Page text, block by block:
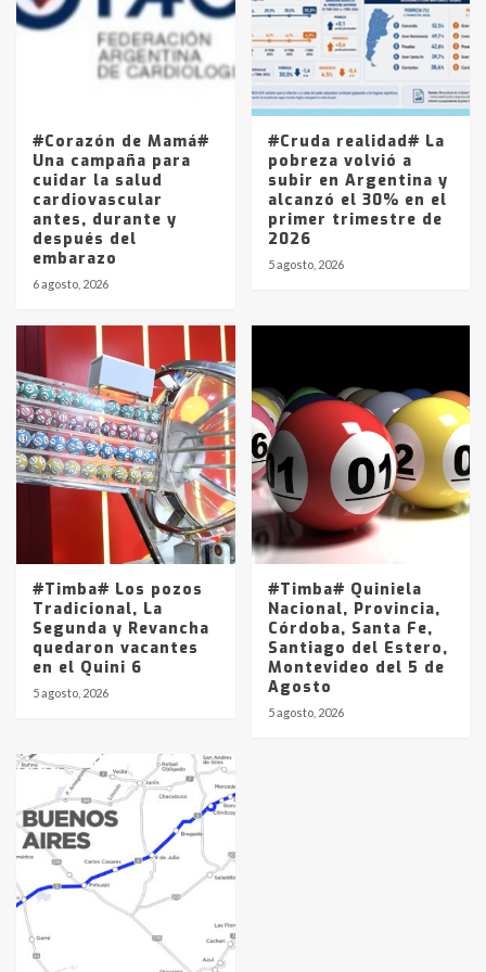
Los precios de los combustibles en
La Pampa, desde YPF hasta Axion
entre 857 a 1338 pesos
#Corazón de Mamá#
Una campaña para
cuidar la salud
cardiovascular
antes, durante y
después del
embarazo
6 agosto, 2026
#Cruda realidad# La
pobreza volvió a
subir en Argentina y
alcanzó el 30% en el
primer trimestre de
2026
5 agosto, 2026
#Timba# Los pozos
Tradicional, La
Segunda y Revancha
quedaron vacantes
en el Quini 6
5 agosto, 2026
#Timba# Quiniela
Nacional, Provincia,
Córdoba, Santa Fe,
Santiago del Estero,
Montevideo del 5 de
Agosto
5 agosto, 2026